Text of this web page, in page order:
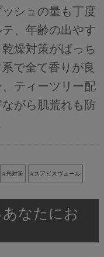
シュの量も丁度
、年齢の出やす
燥対策がばっち
で全て香りが良
ティーツリー配
がら肌荒れも防
#光対策 #スアビスヴェール
なたにお